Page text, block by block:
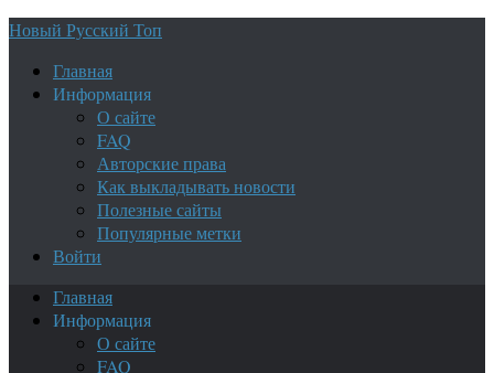
Новый Русский Топ
Главная
Информация
О сайте
FAQ
Авторские права
Как выкладывать новости
Полезные сайты
Популярные метки
Войти
Главная
Информация
О сайте
FAQ